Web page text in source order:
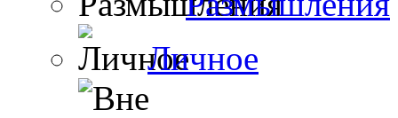
Личное